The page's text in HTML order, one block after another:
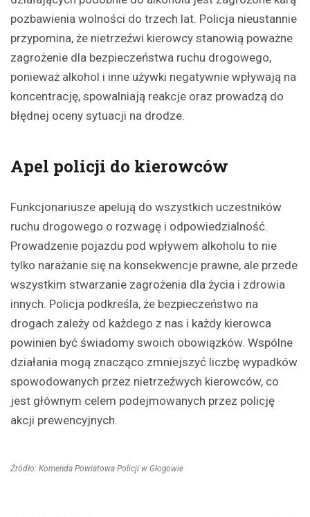
pozbawienia wolności do trzech lat. Policja nieustannie
przypomina, że nietrzeźwi kierowcy stanowią poważne
zagrożenie dla bezpieczeństwa ruchu drogowego,
ponieważ alkohol i inne używki negatywnie wpływają na
koncentrację, spowalniają reakcje oraz prowadzą do
błędnej oceny sytuacji na drodze.
Apel policji do kierowców
Funkcjonariusze apelują do wszystkich uczestników
ruchu drogowego o rozwagę i odpowiedzialność.
Prowadzenie pojazdu pod wpływem alkoholu to nie
tylko narażanie się na konsekwencje prawne, ale przede
wszystkim stwarzanie zagrożenia dla życia i zdrowia
innych. Policja podkreśla, że bezpieczeństwo na
drogach zależy od każdego z nas i każdy kierowca
powinien być świadomy swoich obowiązków. Wspólne
działania mogą znacząco zmniejszyć liczbę wypadków
spowodowanych przez nietrzeźwych kierowców, co
jest głównym celem podejmowanych przez policję
akcji prewencyjnych.
Źródło: Komenda Powiatowa Policji w Głogowie